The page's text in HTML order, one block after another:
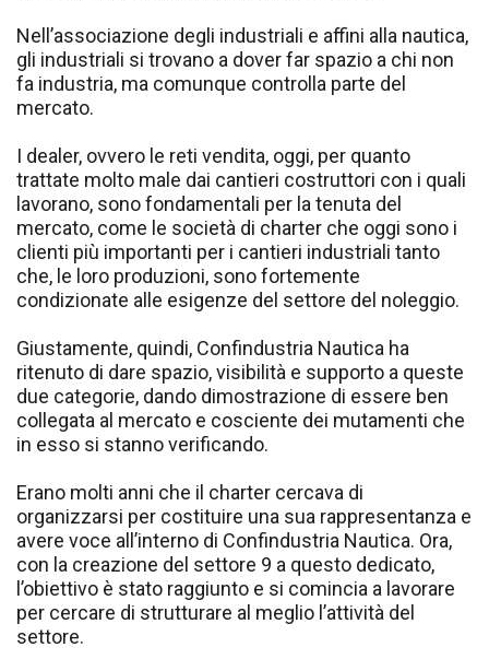
Nell’associazione degli industriali e affini alla nautica,
gli industriali si trovano a dover far spazio a chi non
fa industria, ma comunque controlla parte del
mercato.
I dealer, ovvero le reti vendita, oggi, per quanto
trattate molto male dai cantieri costruttori con i quali
lavorano, sono fondamentali per la tenuta del
mercato, come le società di charter che oggi sono i
clienti più importanti per i cantieri industriali tanto
che, le loro produzioni, sono fortemente
condizionate alle esigenze del settore del noleggio.
Giustamente, quindi, Confindustria Nautica ha
ritenuto di dare spazio, visibilità e supporto a queste
due categorie, dando dimostrazione di essere ben
collegata al mercato e cosciente dei mutamenti che
in esso si stanno verificando.
Erano molti anni che il charter cercava di
organizzarsi per costituire una sua rappresentanza e
avere voce all’interno di Confindustria Nautica. Ora,
con la creazione del settore 9 a questo dedicato,
l’obiettivo è stato raggiunto e si comincia a lavorare
per cercare di strutturare al meglio l’attività del
settore.